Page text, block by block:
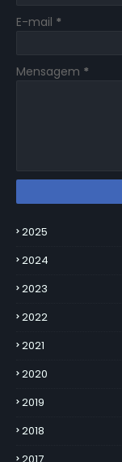
E-mail *
Mensagem *
2025
2024
2023
2022
2021
2020
2019
2018